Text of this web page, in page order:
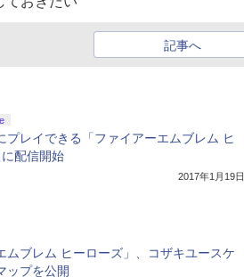
記事へ
プレイできる「ファイアーエムブレム ヒ
配信開始
2017年1月19日
ムブレム ヒーローズ」、コザキユースケ
ップを公開